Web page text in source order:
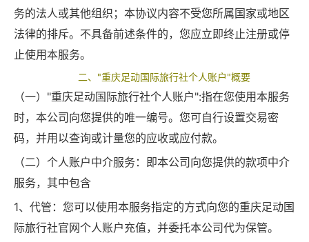
务的法人或其他组织；本协议内容不受您所属国家或地区
法律的排斥。不具备前述条件的，您应立即终止注册或停
止使用本服务。
二、"重庆足动国际旅行社个人账户"概要
（一）"重庆足动国际旅行社个人账户":指在您使用本服务
时，本公司向您提供的唯一编号。您可自行设置交易密
码，并用以查询或计量您的应收或应付款。
（二）个人账户中介服务：即本公司向您提供的款项中介
服务，其中包含
1、代管：您可以使用本服务指定的方式向您的重庆足动国
际旅行社官网个人账户充值，并委托本公司代为保管。